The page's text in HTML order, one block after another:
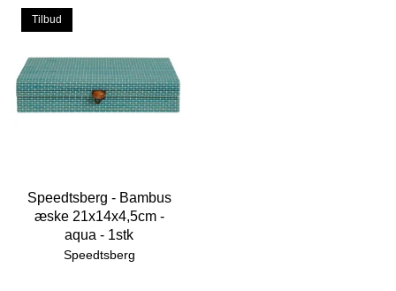
Tilbud
Speedtsberg - Bambus
æske 21x14x4,5cm -
aqua - 1stk
Speedtsberg